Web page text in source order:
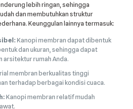
lebih ringan, sehingga
dan membutuhkan struktur
Keunggulan lainnya termasuk:
Kanopi membran dapat dibentuk
dan ukuran, sehingga dapat
arsitektur rumah Anda.
membran berkualitas tinggi
terhadap berbagai kondisi cuaca.
Kanopi membran relatif mudah